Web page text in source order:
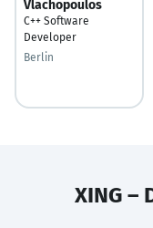
Vlachopoulos
C++ Software
Developer
Berlin
XING –